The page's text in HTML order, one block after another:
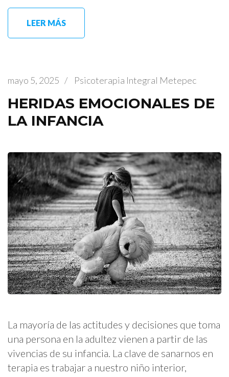
LEER MÁS
mayo 5, 2025 / Psicoterapia Integral Metepec
HERIDAS EMOCIONALES DE
LA INFANCIA
La mayoría de las actitudes y decisiones que toma
una persona en la adultez vienen a partir de las
vivencias de su infancia. La clave de sanarnos en
terapia es trabajar a nuestro niño interior,